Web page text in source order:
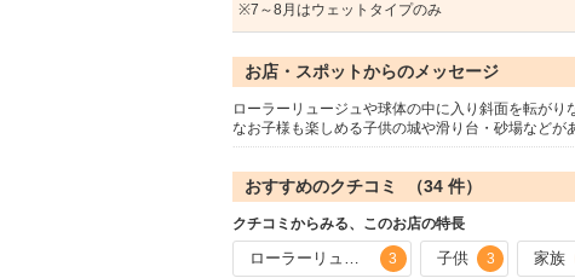
※7～8月はウェットタイプのみ
お店・スポットからのメッセージ
ローラーリュージュや球体の中に入り斜面を転が
なお子様も楽しめる子供の城や滑り台・砂場などが
おすすめのクチコミ （34 件）
クチコミからみる、このお店の特長
ローラーリュージュ 3 子供 3 家族